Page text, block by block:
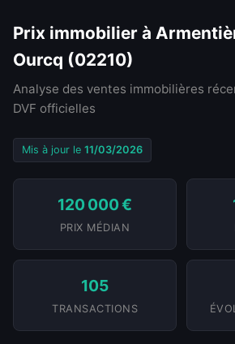
Prix immobilier à
Ourcq (02210)
Analyse des ventes immobilières
DVF officielles
Mis à jour le 11/03/2026
120 000 €
PRIX MÉDIAN
105
TRANSACTIONS